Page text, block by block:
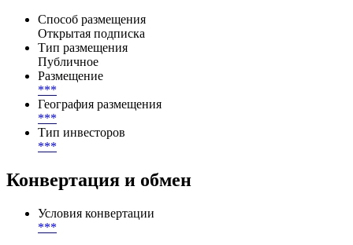
Способ размещения
Открытая подписка
Тип размещения
Публичное
Размещение
***
География размещения
***
Тип инвесторов
***
Конвертация и обмен
Условия конвертации
***